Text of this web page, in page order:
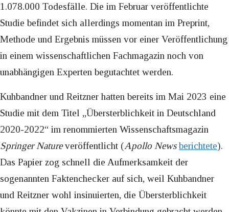
1.078.000 Todesfälle. Die im Februar veröffentlichte
Studie befindet sich allerdings momentan im Preprint,
Methode und Ergebnis müssen vor einer Veröffentlichung
in einem wissenschaftlichen Fachmagazin noch von
unabhängigen Experten begutachtet werden.
Kuhbandner und Reitzner hatten bereits im Mai 2023 eine
Studie mit dem Titel „Übersterblichkeit in Deutschland
2020-2022“ im renommierten Wissenschaftsmagazin
Springer Natureveröffentlicht (Apollo News berichtete).
Das Papier zog schnell die Aufmerksamkeit der
sogenannten Faktenchecker auf sich, weil Kuhbandner
und Reitzner wohl insinuierten, die Übersterblichkeit